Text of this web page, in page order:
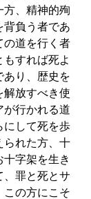
方、精神的殉
背負う者であ
の道を行く者
もすれば死よ
あり、歴史を
解放すべき使
が行かれる道
にして死を歩
られた方、十
字架を生き
、罪と死とサ
この方にこそ